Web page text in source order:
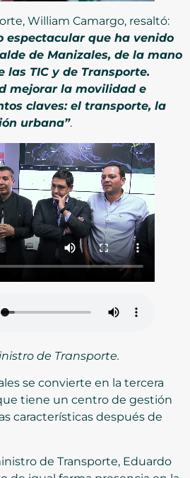
William Camargo, resaltó:
espectacular que ha venido
de Manizales, de la mano
las TIC y de Transporte.
mejorar la movilidad e
claves: el transporte, la
urbana”.
de Transporte.
se convierte en la tercera
tiene un centro de gestión
características después de
de Transporte, Eduardo